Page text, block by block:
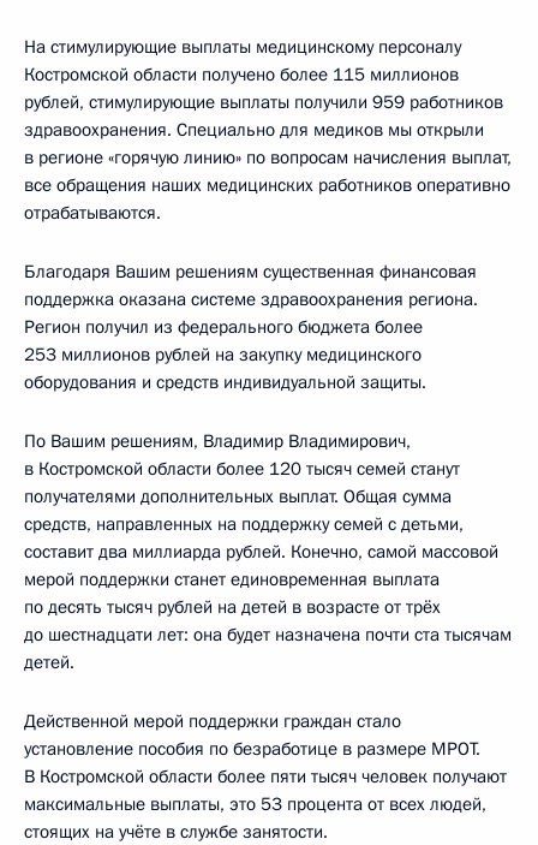
На стимулирующие выплаты медицинскому персоналу
Костромской области получено более 115 миллионов
рублей, стимулирующие выплаты получили 959 работников
здравоохранения. Специально для медиков мы открыли
в регионе «горячую линию» по вопросам начисления выплат,
все обращения наших медицинских работников оперативно
отрабатываются.
Благодаря Вашим решениям существенная финансовая
поддержка оказана системе здравоохранения региона.
Регион получил из федерального бюджета более
253 миллионов рублей на закупку медицинского
оборудования и средств индивидуальной защиты.
По Вашим решениям, Владимир Владимирович,
в Костромской области более 120 тысяч семей станут
получателями дополнительных выплат. Общая сумма
средств, направленных на поддержку семей с детьми,
составит два миллиарда рублей. Конечно, самой массовой
мерой поддержки станет единовременная выплата
по десять тысяч рублей на детей в возрасте от трёх
до шестнадцати лет: она будет назначена почти ста тысячам
детей.
Действенной мерой поддержки граждан стало
установление пособия по безработице в размере МРОТ.
В Костромской области более пяти тысяч человек получают
максимальные выплаты, это 53 процента от всех людей,
стоящих на учёте в службе занятости.